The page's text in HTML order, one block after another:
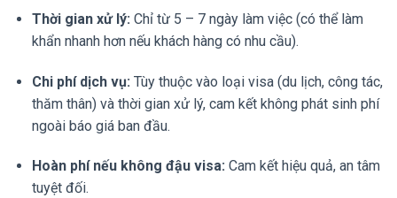
Thời gian xử lý: Chỉ từ 5 – 7 ngày làm việc (có thể làm
khẩn nhanh hơn nếu khách hàng có nhu cầu).
Chi phí dịch vụ: Tùy thuộc vào loại visa (du lịch, công tác,
thăm thân) và thời gian xử lý, cam kết không phát sinh phí
ngoài báo giá ban đầu.
Hoàn phí nếu không đậu visa: Cam kết hiệu quả, an tâm
tuyệt đối.